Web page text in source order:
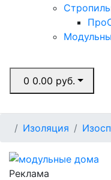
0 0.00 руб.
Изоляция
Реклама